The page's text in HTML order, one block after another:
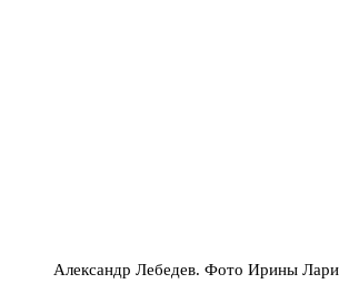
Александр Лебедев. Фото Ирины